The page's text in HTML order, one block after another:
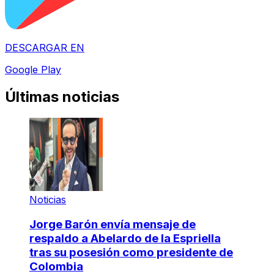
DESCARGAR EN
Google Play
Últimas noticias
Noticias
Jorge Barón envía mensaje de
respaldo a Abelardo de la Espriella
tras su posesión como presidente de
Colombia